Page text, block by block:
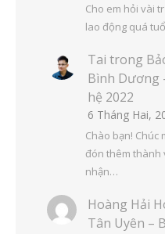
Cho em hỏi vài
lao động quá
Tai trong
Bình Dương
hệ 2022
6 Tháng Hai,
Chào bạn! Chúc
đón thêm thành
nhận…
Hoàng Hải
Tân Uyên –